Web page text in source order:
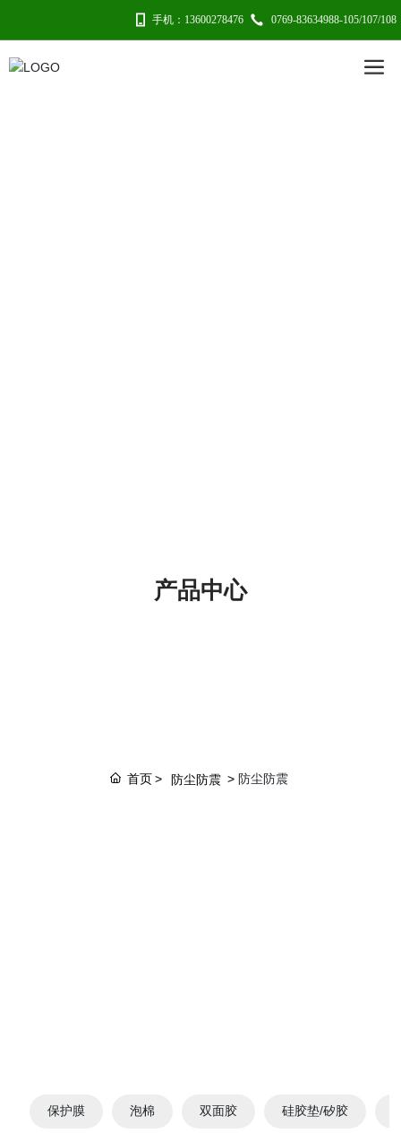
手机：13600278476 0769-83634988-105/107/108
产品中心
首页 防尘防震 防尘防震
保护膜 泡棉 双面胶 硅胶垫/矽胶